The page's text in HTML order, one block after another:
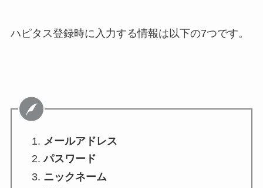
ハピタス登録時に入力する情報は以下の7つです。
メールアドレス
パスワード
ニックネーム